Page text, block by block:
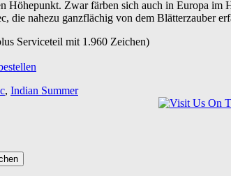
Höhepunkt. Zwar färben sich auch in Europa
die nahezu ganzflächig von dem Blätterzauber
Serviceteil mit 1.960 Zeichen)
, Indian Summer